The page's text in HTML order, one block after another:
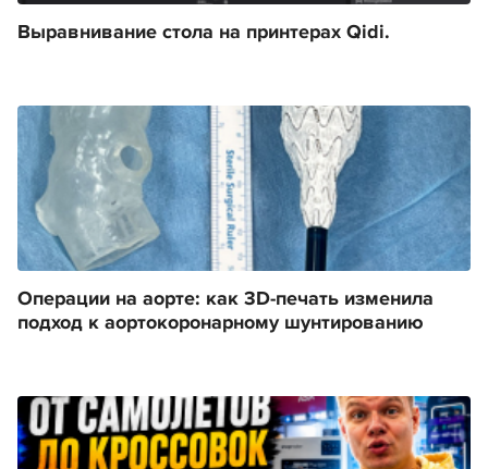
Выравнивание стола на принтерах Qidi.
Операции на аорте: как 3D-печать изменила
подход к аортокоронарному шунтированию